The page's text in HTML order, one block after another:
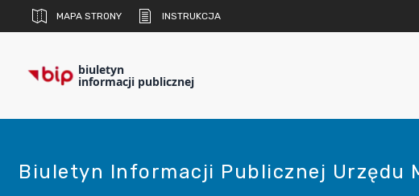
MAPA STRONY INSTRUKCJA
biuletyn
informacji publicznej
Biuletyn Informacji Publicznej Urzędu